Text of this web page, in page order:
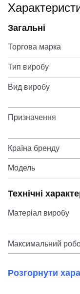
Загальні
Торгова марка
Тип виробу
Вид виробу
Призначення
Країна бренду
Модель
Технічні
Матеріал виробу
Максимальний
Розгорнути